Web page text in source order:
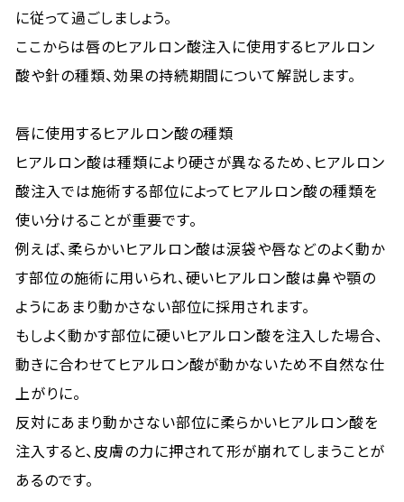
に従って過ごしましょう。
ここからは唇のヒアルロン酸注入に使用するヒアルロン
酸や針の種類、効果の持続期間について解説します。
唇に使用するヒアルロン酸の種類
ヒアルロン酸は種類により硬さが異なるため、ヒアルロン
酸注入では施術する部位によってヒアルロン酸の種類を
使い分けることが重要です。
例えば、柔らかいヒアルロン酸は涙袋や唇などのよく動か
す部位の施術に用いられ、硬いヒアルロン酸は鼻や顎の
ようにあまり動かさない部位に採用されます。
もしよく動かす部位に硬いヒアルロン酸を注入した場合、
動きに合わせてヒアルロン酸が動かないため不自然な仕
上がりに。
反対にあまり動かさない部位に柔らかいヒアルロン酸を
注入すると、皮膚の力に押されて形が崩れてしまうことが
あるのです。